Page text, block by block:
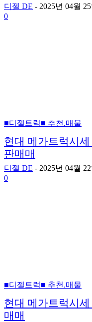
디젤 DE - 2025년 04월
0
■디젤트럭■ 추천.매물
현대 메가트럭시
판매매
디젤 DE - 2025년 04월
0
■디젤트럭■ 추천.매물
현대 메가트럭시
매매